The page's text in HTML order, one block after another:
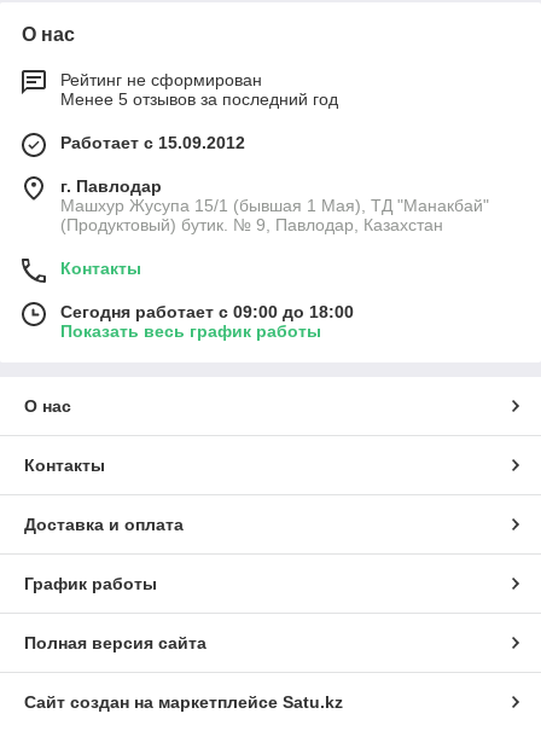
О нас
Рейтинг не сформирован
Менее 5 отзывов за последний год
Работает с 15.09.2012
г. Павлодар
Машхур Жусупа 15/1 (бывшая 1 Мая), ТД "Манакбай"
(Продуктовый) бутик. № 9, Павлодар, Казахстан
Контакты
Сегодня работает с 09:00 до 18:00
Показать весь график работы
О нас
Контакты
Доставка и оплата
График работы
Полная версия сайта
Сайт создан на маркетплейсе Satu.kz